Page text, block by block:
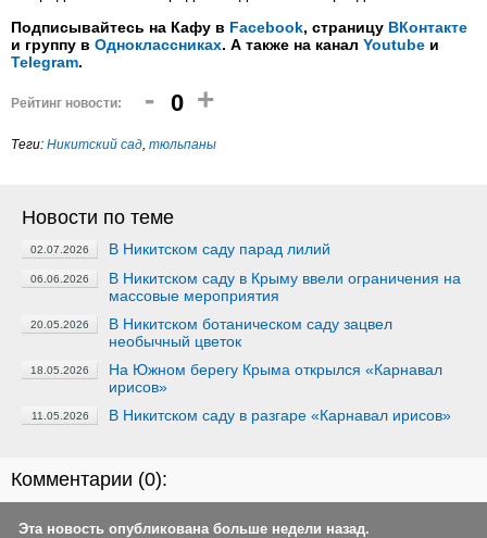
Подписывайтесь на Кафу в Facebook, страницу ВКонтакте
и группу в Одноклассниках. А также на канал Youtube и
Telegram.
Рейтинг новости: - 0 +
Теги: Никитский сад, тюльпаны
Новости по теме
02.07.2026 В Никитском саду парад лилий
06.06.2026
В Никитском саду в Крыму ввели ограничения на
массовые мероприятия
20.05.2026
В Никитском ботаническом саду зацвел
необычный цветок
18.05.2026
На Южном берегу Крыма открылся «Карнавал
ирисов»
11.05.2026 В Никитском саду в разгаре «Карнавал ирисов»
Комментарии (0):
Эта новость опубликована больше недели назад.